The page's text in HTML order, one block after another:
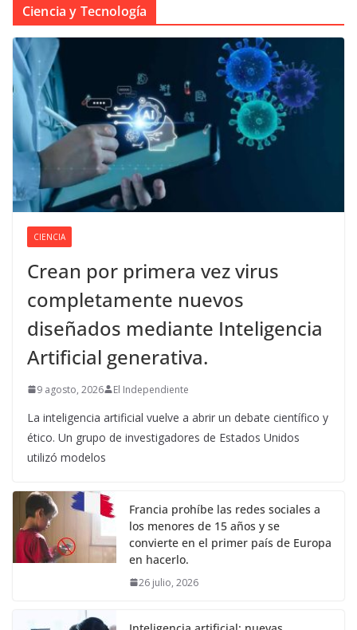
Ciencia y Tecnología
CIENCIA
Crean por primera vez virus
completamente nuevos
diseñados mediante Inteligencia
Artificial generativa.
9 agosto, 2026 El Independiente
La inteligencia artificial vuelve a abrir un debate científico y
ético. Un grupo de investigadores de Estados Unidos
utilizó modelos
Francia prohíbe las redes sociales a
los menores de 15 años y se
convierte en el primer país de Europa
en hacerlo.
26 julio, 2026